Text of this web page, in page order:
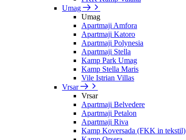
Umag
Umag
Apartmaji Amfora
Apartmaji Katoro
Apartmaji Polynesia
Apartmaji Stella
Kamp Park Umag
Kamp Stella Maris
Vile Istrian Villas
Vrsar
Vrsar
Apartmaji Belvedere
Apartmaji Petalon
Apartmaji Riva
Kamp Koversada (FKK in tekstil)